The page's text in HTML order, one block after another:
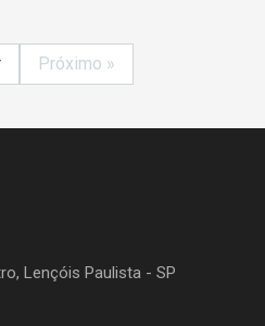
Próximo »
Lençóis Paulista - SP